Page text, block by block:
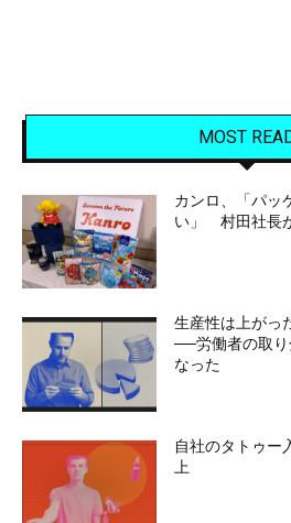
MOST
カンロ、「パッ
い」 村田社長
生産性は上がっ
──労働者の取
なった
自社のタトゥー
上